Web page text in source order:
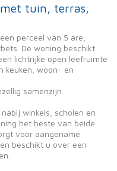
tuin, terras,
perceel van 5 are,
De woning beschikt
lichtrijke open leefruimte
keuken, woon- en
samenzijn.
winkels, scholen en
het beste van beide
voor aangename
beschikt u over een